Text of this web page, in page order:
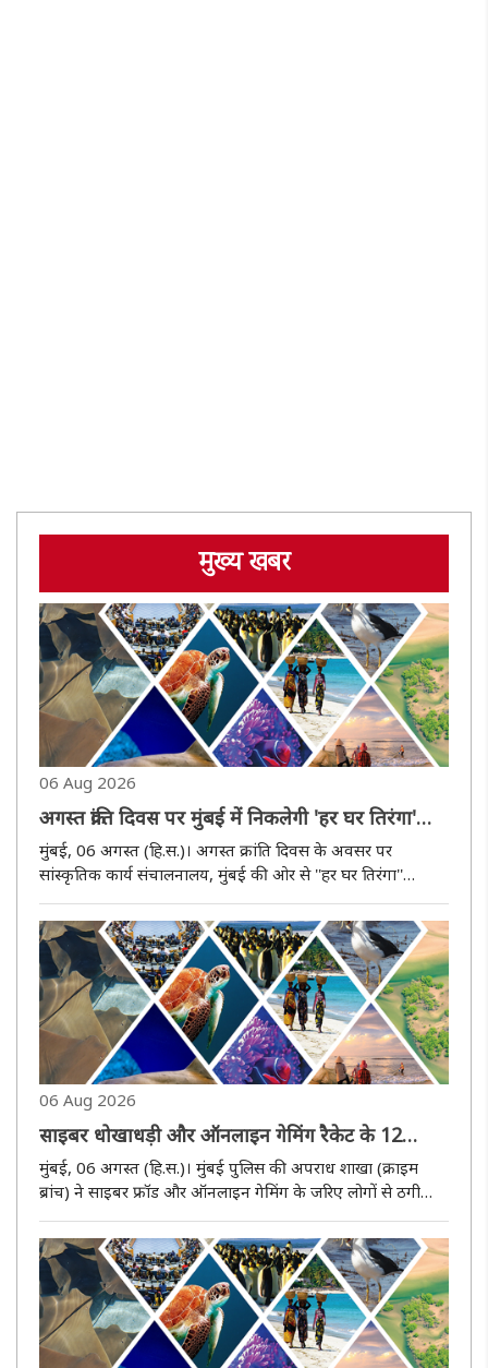
मुख्य खबर
06 Aug 2026
अगस्त क्रांति दिवस पर मुंबई में निकलेगी 'हर घर तिरंगा'
प्रभातफेरी
मुंबई, 06 अगस्त (हि.स.)। अगस्त क्रांति दिवस के अवसर पर
सांस्कृतिक कार्य संचालनालय, मुंबई की ओर से ''हर घर तिरंगा''
जाएगा। यह प्रभातफेरी सुबह 9 बजे भारतीय विद्या भवन से शुरू होकर
अगस्त क्रांत..
06 Aug 2026
साइबर धोखाधड़ी और ऑनलाइन गेमिंग रैकेट के 12
आरोपित गोवा से गिरफ्तार
मुंबई, 06 अगस्त (हि.स.)। मुंबई पुलिस की अपराध शाखा (क्राइम
ब्रांच) ने साइबर फ्रॉड और ऑनलाइन गेमिंग के जरिए लोगों से ठगी
आरोपितों को गिरफ्तार किया है। यह कार्रवाई पहले से दर्ज एक
साइबर..